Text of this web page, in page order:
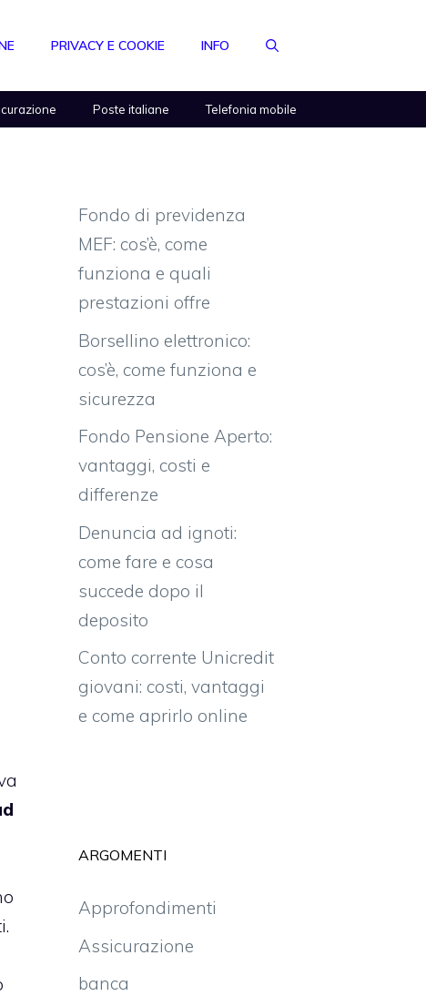
PRIVACY E COOKIE INFO
Poste italiane Telefonia mobile
Fondo di previdenza
MEF: cos’è, come
funziona e quali
prestazioni offre
Borsellino elettronico:
cos’è, come funziona e
sicurezza
Fondo Pensione Aperto:
vantaggi, costi e
differenze
Denuncia ad ignoti:
come fare e cosa
succede dopo il
deposito
Conto corrente Unicredit
giovani: costi, vantaggi
e come aprirlo online
ARGOMENTI
Approfondimenti
Assicurazione
banca